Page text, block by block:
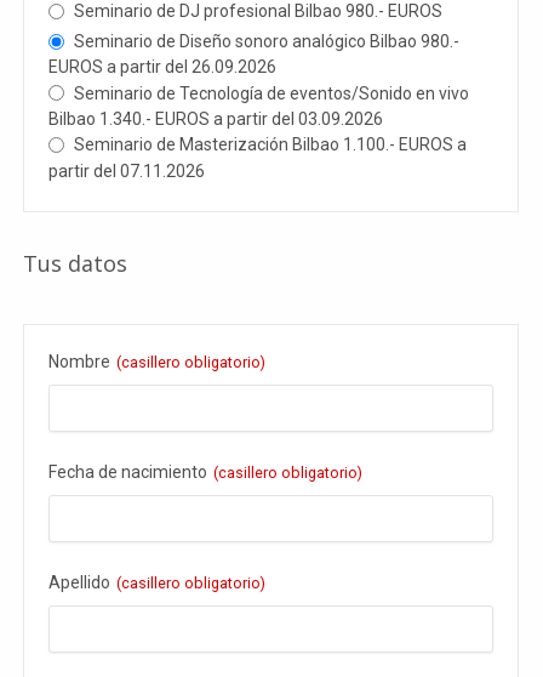
Seminario de DJ profesional Bilbao 980.- EUROS
Seminario de Diseño sonoro analógico Bilbao 980.-
EUROS a partir del 26.09.2026
Seminario de Tecnología de eventos/Sonido en vivo
Bilbao 1.340.- EUROS a partir del 03.09.2026
Seminario de Masterización Bilbao 1.100.- EUROS a
partir del 07.11.2026
Tus datos
Nombre (casillero obligatorio)
Fecha de nacimiento (casillero obligatorio)
Apellido (casillero obligatorio)